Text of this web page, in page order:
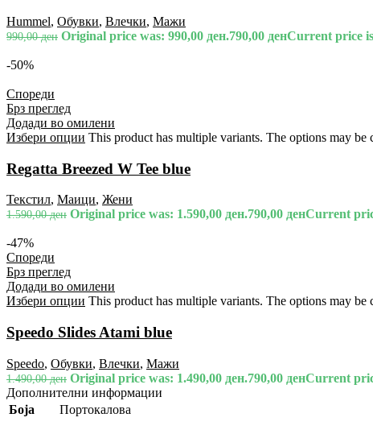
Hummel, Обувки, Влечки, Мажи
990,00ден Original price was: 990,00 ден.790,00 денCurrent price
-50%
Спореди
Брз преглед
Додади во омилени
Избери опции This product has multiple variants. The options may be
Regatta Breezed W Tee blue
Текстил, Маици, Жени
1.590,00ден Original price was: 1.590,00 ден.790,00 денCurrent
-47%
Спореди
Брз преглед
Додади во омилени
Избери опции This product has multiple variants. The options may be
Speedo Slides Atami blue
Speedo, Обувки, Влечки, Мажи
1.490,00ден Original price was: 1.490,00 ден.790,00 денCurrent
Дополнителни информации
Боја
Портокалова